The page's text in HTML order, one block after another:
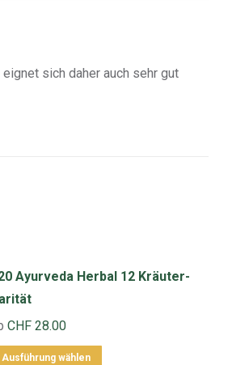
sich daher auch sehr gut
Ayurveda Herbal 12 Kräuter-
CHF 28.00
Ausführung wählen